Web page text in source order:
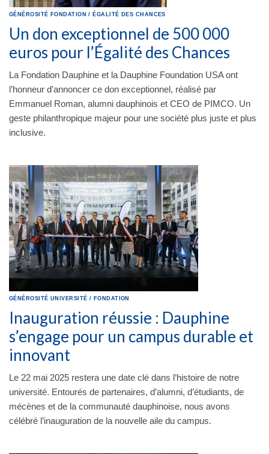
GÉNÉROSITÉ FONDATION / ÉGALITÉ DES CHANCES
Un don exceptionnel de 500 000
euros pour l’Égalité des Chances
La Fondation Dauphine et la Dauphine Foundation USA ont
l’honneur d’annoncer ce don exceptionnel, réalisé par
Emmanuel Roman, alumni dauphinois et CEO de PIMCO. Un
geste philanthropique majeur pour une société plus juste et plus
inclusive.
GÉNÉROSITÉ UNIVERSITÉ / FONDATION
Inauguration réussie : Dauphine
s’engage pour un campus durable et
innovant
Le 22 mai 2025 restera une date clé dans l’histoire de notre
université. Entourés de partenaires, d’alumni, d’étudiants, de
mécènes et de la communauté dauphinoise, nous avons
célébré l’inauguration de la nouvelle aile du campus.